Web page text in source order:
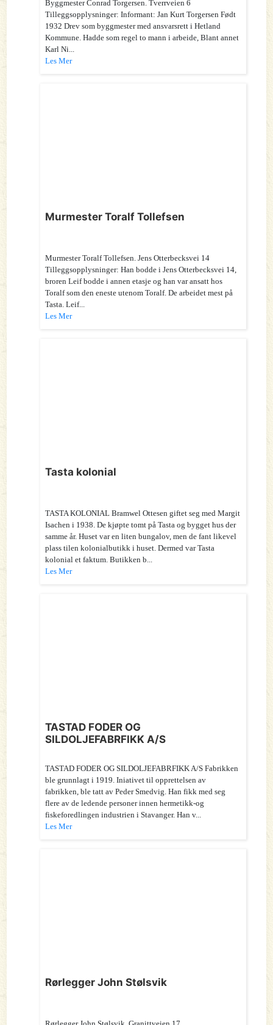
Byggmester Conrad Torgersen. Tverrveien 6
Tilleggsopplysninger: Informant: Jan Kurt Torgersen Født
1932 Drev som byggmester med ansvarsrett i Hetland
Kommune. Hadde som regel to mann i arbeide, Blant annet
Karl Ni...
Les Mer
Murmester Toralf Tollefsen
Murmester Toralf Tollefsen. Jens Otterbecksvei 14
Tilleggsopplysninger: Han bodde i Jens Otterbecksvei 14,
broren Leif bodde i annen etasje og han var ansatt hos
Toralf som den eneste utenom Toralf. De arbeidet mest på
Tasta. Leif...
Les Mer
Tasta kolonial
TASTA KOLONIAL Bramwel Ottesen giftet seg med Margit
Isachen i 1938. De kjøpte tomt på Tasta og bygget hus der
samme år. Huset var en liten bungalov, men de fant likevel
plass tilen kolonialbutikk i huset. Dermed var Tasta
kolonial et faktum. Butikken b...
Les Mer
TASTAD FODER OG
SILDOLJEFABRFIKK A/S
TASTAD FODER OG SILDOLJEFABRFIKK A/S Fabrikken
ble grunnlagt i 1919. Iniativet til opprettelsen av
fabrikken, ble tatt av Peder Smedvig. Han fikk med seg
flere av de ledende personer innen hermetikk-og
fiskeforedlingen industrien i Stavanger. Han v...
Les Mer
Rørlegger John Stølsvik